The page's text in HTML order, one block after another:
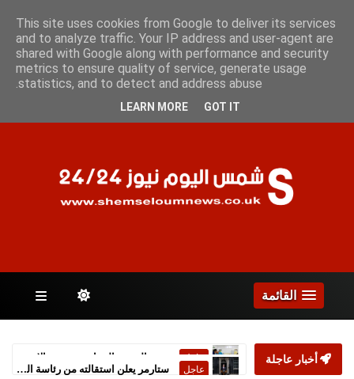
الجمعة 7 أغسطس 2026
الصفحات
القائمة
أخبار عاجلة عاجل
This site uses cookies from Google to deliver its services
and to analyze traffic. Your IP address and user-agent are
shared with Google along with performance and security
metrics to ensure quality of service, generate usage
statistics, and to detect and address abuse.
LEARN MORE GOT IT